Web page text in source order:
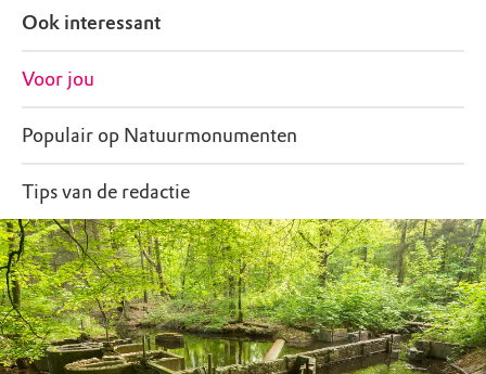
Ook interessant
Voor jou
Populair op Natuurmonumenten
Tips van de redactie